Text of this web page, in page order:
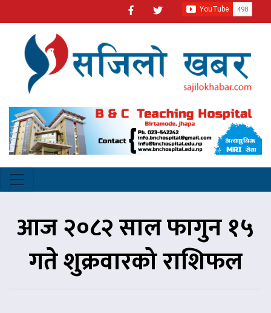
आज २०८२ साल फागुन १५
गते शुक्रवारको राशिफल